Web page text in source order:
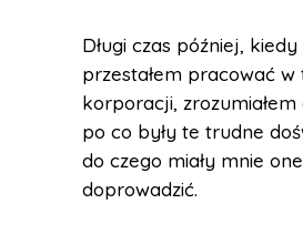
Długi czas później,
przestałem pracować w
korporacji, zrozumiałem
po co były te trudne
do czego miały mnie one
doprowadzić.